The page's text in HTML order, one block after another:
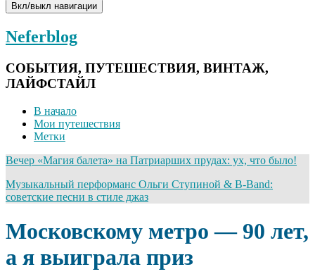
Вкл/выкл навигации
Neferblog
СОБЫТИЯ, ПУТЕШЕСТВИЯ, ВИНТАЖ,
ЛАЙФСТАЙЛ
В начало
Мои путешествия
Метки
Вечер «Магия балета» на Патриарших прудах: ух, что было!
Музыкальный перформанс Ольги Ступиной & B-Band:
советские песни в стиле джаз
Московскому метро — 90 лет,
а я выиграла приз